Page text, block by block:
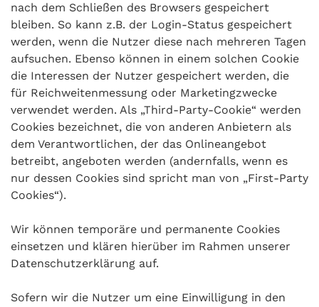
nach dem Schließen des Browsers gespeichert
bleiben. So kann z.B. der Login-Status gespeichert
werden, wenn die Nutzer diese nach mehreren Tagen
aufsuchen. Ebenso können in einem solchen Cookie
die Interessen der Nutzer gespeichert werden, die
für Reichweitenmessung oder Marketingzwecke
verwendet werden. Als „Third-Party-Cookie“ werden
Cookies bezeichnet, die von anderen Anbietern als
dem Verantwortlichen, der das Onlineangebot
betreibt, angeboten werden (andernfalls, wenn es
nur dessen Cookies sind spricht man von „First-Party
Cookies“).
Wir können temporäre und permanente Cookies
einsetzen und klären hierüber im Rahmen unserer
Datenschutzerklärung auf.
Sofern wir die Nutzer um eine Einwilligung in den